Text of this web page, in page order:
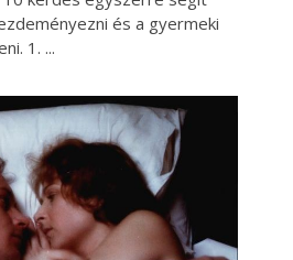
és a gyermeki
1.